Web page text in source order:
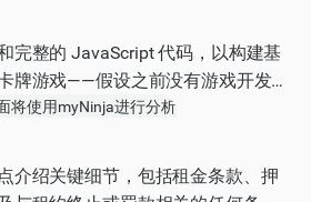
on how to craft key messages,
and effectively communicate
a general audience? Please
in a numbered list format, with each
完整的 JavaScript 代码，以构建基
牌游戏——假设之前没有游戏开发
介绍关键细节，包括租金条款、押